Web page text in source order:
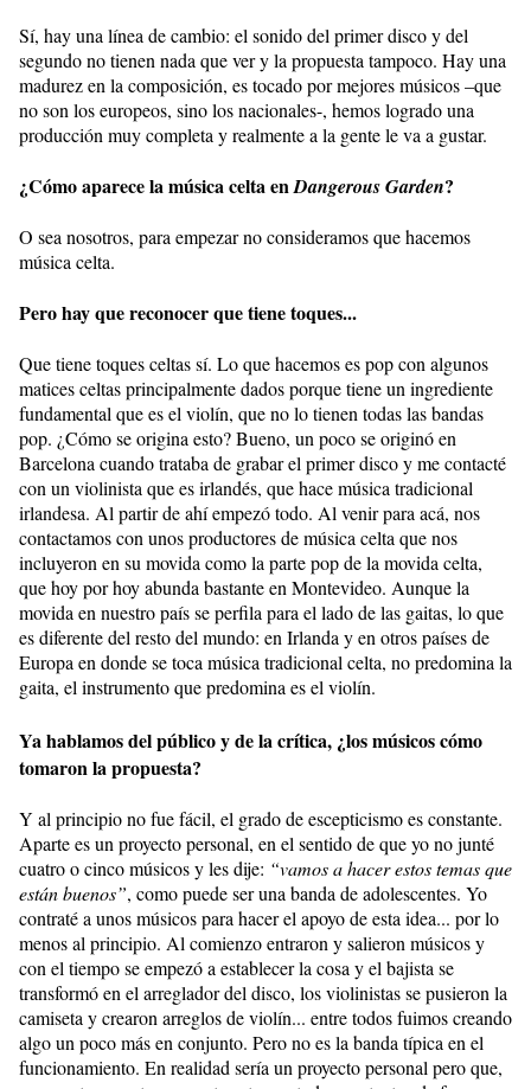
Sí, hay una línea de cambio: el sonido del primer disco y del
segundo no tienen nada que ver y la propuesta tampoco. Hay una
madurez en la composición, es tocado por mejores músicos –que
no son los europeos, sino los nacionales-, hemos logrado una
producción muy completa y realmente a la gente le va a gustar.
¿Cómo aparece la música celta enDangerous Garden?
O sea nosotros, para empezar no consideramos que hacemos
música celta.
Pero hay que reconocer que tiene toques...
Que tiene toques celtas sí. Lo que hacemos es pop con algunos
matices celtas principalmente dados porque tiene un ingrediente
fundamental que es el violín, que no lo tienen todas las bandas
pop. ¿Cómo se origina esto? Bueno, un poco se originó en
Barcelona cuando trataba de grabar el primer disco y me contacté
con un violinista que es irlandés, que hace música tradicional
irlandesa. Al partir de ahí empezó todo. Al venir para acá, nos
contactamos con unos productores de música celta que nos
incluyeron en su movida como la parte pop de la movida celta,
que hoy por hoy abunda bastante en Montevideo. Aunque la
movida en nuestro país se perfila para el lado de las gaitas, lo que
es diferente del resto del mundo: en Irlanda y en otros países de
Europa en donde se toca música tradicional celta, no predomina la
gaita, el instrumento que predomina es el violín.
Ya hablamos del público y de la crítica, ¿los músicos cómo
tomaron la propuesta?
Y al principio no fue fácil, el grado de escepticismo es constante.
Aparte es un proyecto personal, en el sentido de que yo no junté
cuatro o cinco músicos y les dije: “vamos a hacer estos temas que
están buenos”, como puede ser una banda de adolescentes. Yo
contraté a unos músicos para hacer el apoyo de esta idea... por lo
menos al principio. Al comienzo entraron y salieron músicos y
con el tiempo se empezó a establecer la cosa y el bajista se
transformó en el arreglador del disco, los violinistas se pusieron la
camiseta y crearon arreglos de violín... entre todos fuimos creando
algo un poco más en conjunto. Pero no es la banda típica en el
funcionamiento. En realidad sería un proyecto personal pero que,